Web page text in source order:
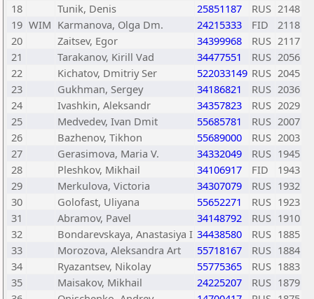
18
Tunik, Denis 25851187 RUS 2148
19 WIM Karmanova, Olga Dm. 24215333 FID
2118
20
Zaitsev, Egor 34399968 RUS 2117
21
Tarakanov, Kirill Vad 34477551 RUS 2056
22
Kichatov, Dmitriy Ser 522033149 RUS 2045
23
Gukhman, Sergey 34186821 RUS 2036
24
Ivashkin, Aleksandr 34357823 RUS 2029
25
Medvedev, Ivan Dmit 55685781 RUS 2007
26
Bazhenov, Tikhon 55689000 RUS 2003
27
Gerasimova, Maria V. 34332049 RUS 1945
28
Pleshkov, Mikhail 34106917 FID
1943
29
Merkulova, Victoria 34307079 RUS 1932
30
Golofast, Uliyana 55652271 RUS 1923
31
Abramov, Pavel 34148792 RUS 1910
32
Bondarevskaya, Anastasiya I 34438580 RUS 1885
33
Morozova, Aleksandra Art 55718167 RUS 1884
34
Ryazantsev, Nikolay 55775365 RUS 1883
35
Maisakov, Mikhail 24225207 RUS 1879